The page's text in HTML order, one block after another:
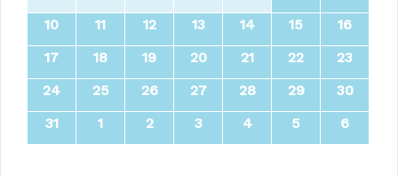
10
11 12 13 14 15
16
17
18 19 20 21 22
23
24
25 26 27 28 29
30
31
1 2 3 4 5 6